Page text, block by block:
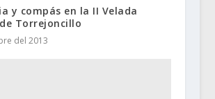
y compás en la II Velada
Torrejoncillo
del 2013